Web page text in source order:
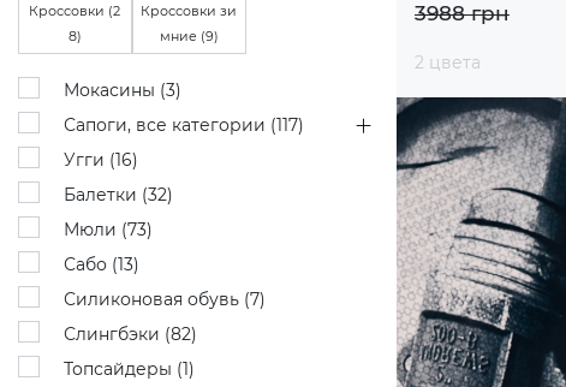
Кроссовки (2
8)
Кроссовки зи
мние (9)
Мокасины (3)
Сапоги, все категории (117)
Угги (16)
Балетки (32)
Мюли (73)
Сабо (13)
Силиконовая обувь (7)
Слингбэки (82)
Топсайдеры (1)
3988 грн
2 цвета